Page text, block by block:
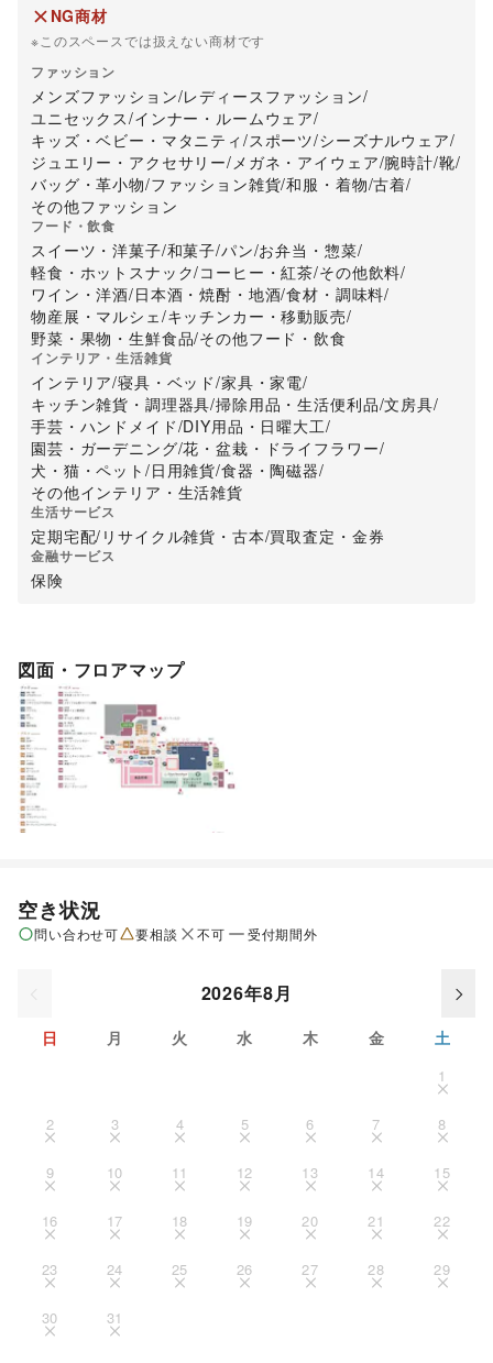
NG商材
※このスペースでは扱えない商材です
ファッション
メンズファッション/レディースファッション/
ユニセックス/インナー・ルームウェア/
キッズ・ベビー・マタニティ /スポーツ/シーズナルウェア/
ジュエリー・アクセサリー/メガネ・アイウェア/腕時計/靴/
バッグ・革小物/ファッション雑貨/和服・着物/古着/
その他ファッション
フード・飲食
スイーツ・洋菓子/和菓子/パン/お弁当・惣菜/
軽食・ホットスナック/コーヒー・紅茶/その他飲料/
ワイン・洋酒/日本酒・焼酎・地酒/食材・調味料/
物産展・マルシェ/キッチンカー・移動販売/
野菜・果物・生鮮食品/その他フード・飲食
インテリア・生活雑貨
インテリア/寝具・ベッド/家具・家電/
キッチン雑貨・調理器具/掃除用品・生活便利品/文房具/
手芸・ハンドメイド/DIY用品・日曜大工/
園芸・ガーデニング/花・盆栽・ドライフラワー/
犬・猫・ペット /日用雑貨/食器・陶磁器/
その他インテリア・生活雑貨
生活サービス
定期宅配/ リサイクル雑貨・古本/買取査定・金券
金融サービス
保険
図面・フロアマップ
空き状況
問い合わせ可 要相談 不可 受付期間外
2026年8月
日 月 火 水 木 金 土
1
2 3 4 5 6 7 8
9 10 11 12 13 14 15
16 17 18 19 20 21 22
23 24 25 26 27 28 29
30 31